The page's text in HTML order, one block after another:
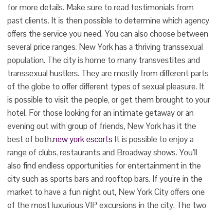
for more details. Make sure to read testimonials from
past clients. It is then possible to determine which agency
offers the service you need. You can also choose between
several price ranges. New York has a thriving transsexual
population. The city is home to many transvestites and
transsexual hustlers. They are mostly from different parts
of the globe to offer different types of sexual pleasure. It
is possible to visit the people, or get them brought to your
hotel. For those looking for an intimate getaway or an
evening out with group of friends, New York has it the
best of both.new york escorts It is possible to enjoy a
range of clubs, restaurants and Broadway shows. You’ll
also find endless opportunities for entertainment in the
city such as sports bars and rooftop bars. If you’re in the
market to have a fun night out, New York City offers one
of the most luxurious VIP excursions in the city. The two